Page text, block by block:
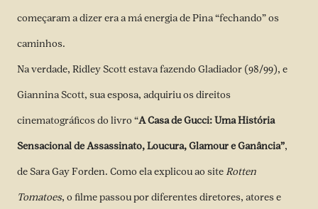
começaram a dizer era a má energia de Pina “fechando” os
caminhos.
Na verdade, Ridley Scott estava fazendo Gladiador (98/99), e
Giannina Scott, sua esposa, adquiriu os direitos
cinematográficos do livro “A Casa de Gucci: Uma História
Sensacional de Assassinato, Loucura, Glamour e Ganância”,
de Sara Gay Forden. Como ela explicou ao siteRotten
Tomatoes, o filme passou por diferentes diretores, atores e